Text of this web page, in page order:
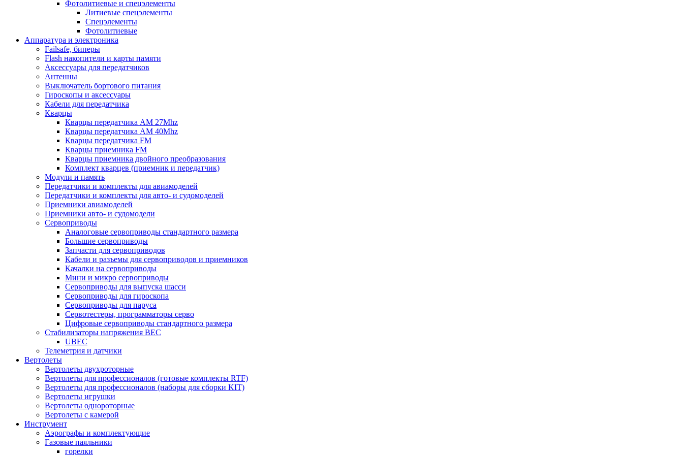
Фотолитиевые и спецэлементы
Литиевые спецэлементы
Спецэлементы
Фотолитиевые
Аппаратура и электроника
Failsafe, биперы
Flash накопители и карты памяти
Аксессуары для передатчиков
Антенны
Выключатель бортового питания
Гироскопы и аксессуары
Кабели для передатчика
Кварцы
Кварцы передатчика AM 27Mhz
Кварцы передатчика AM 40Mhz
Кварцы передатчика FM
Кварцы приемника FM
Кварцы приемника двойного преобразования
Комплект кварцев (приемник и передатчик)
Модули и память
Передатчики и комплекты для авиамоделей
Передатчики и комплекты для авто- и судомоделей
Приемники авиамоделей
Приемники авто- и судомодели
Сервоприводы
Аналоговые сервоприводы стандартного размера
Большие сервоприводы
Запчасти для сервоприводов
Кабели и разъемы для сервоприводов и приемников
Качалки на сервоприводы
Мини и микро сервоприводы
Сервоприводы для выпуска шасси
Сервоприводы для гироскопа
Сервоприводы для паруса
Сервотестеры, программаторы серво
Цифровые сервоприводы стандартного размера
Стабилизаторы напряжения BEC
UBEC
Телеметрия и датчики
Вертолеты
Вертолеты двухроторные
Вертолеты для профессионалов (готовые комплекты RTF)
Вертолеты для профессионалов (наборы для сборки KIT)
Вертолеты игрушки
Вертолеты однороторные
Вертолеты с камерой
Инструмент
Аэрографы и комплектующие
Газовые паяльники
горелки